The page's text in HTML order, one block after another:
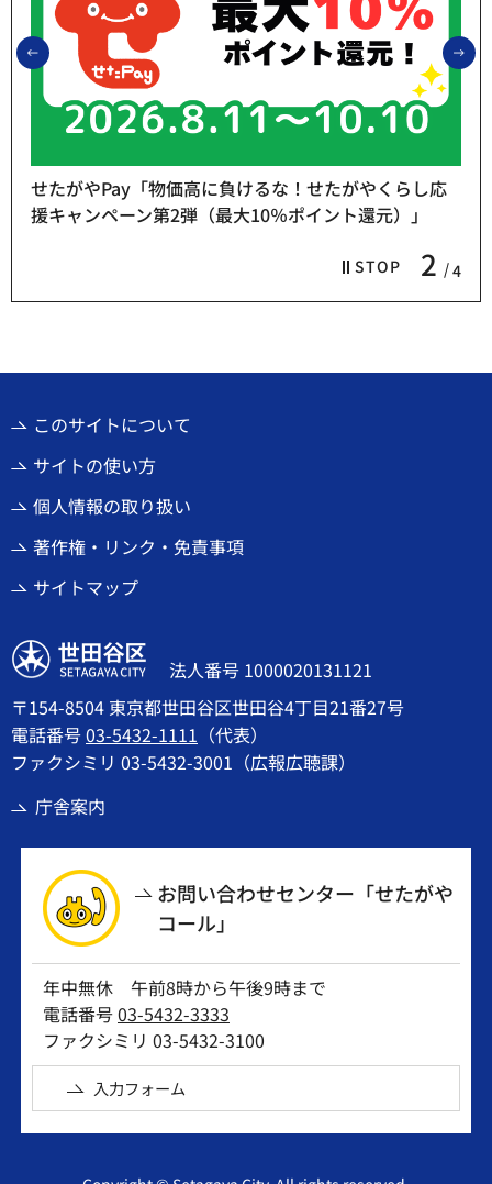
前のスライドを表示
STOP 2 4
せたがやPay「物価高に負けるな！せたがやくらし応
援キャンペーン第2弾（最大10％ポイント還元）」
このサイトについて
サイトの使い方
個人情報の取り扱い
著作権・リンク・免責事項
サイトマップ
世田谷区
法人番号 1000020131121
〒154-8504 東京都世田谷区世田谷4丁目21番27号
電話番号03-5432-1111 （代表）
ファクシミリ 03-5432-3001（広報広聴課）
庁舎案内
お問い合わせセンター「せたがや
コール」
年中無休 午前8時から午後9時まで
電話番号03-5432-3333
ファクシミリ 03-5432-3100
入力フォーム